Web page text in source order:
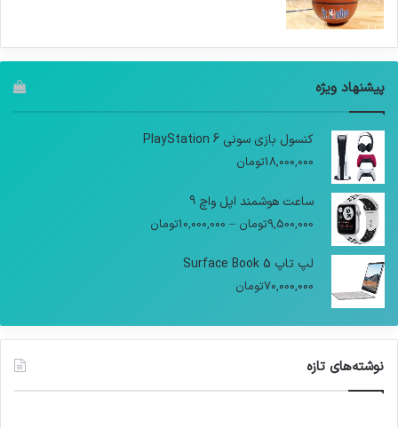
پیشنهاد ویژه
کنسول بازی سونی PlayStation 6
18,000,000تومان
ساعت هوشمند اپل واچ 9
9,500,000تومان –
10,000,000تومان
لپ تاپ Surface Book 5
70,000,000تومان
نوشته‌های تازه